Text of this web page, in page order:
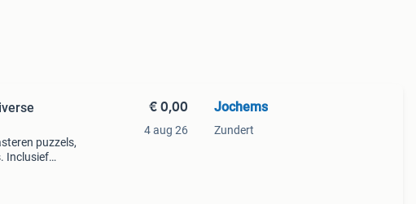
puzzels,
Inclusief
€ 0,00
4 aug 26
Jochems
Zundert